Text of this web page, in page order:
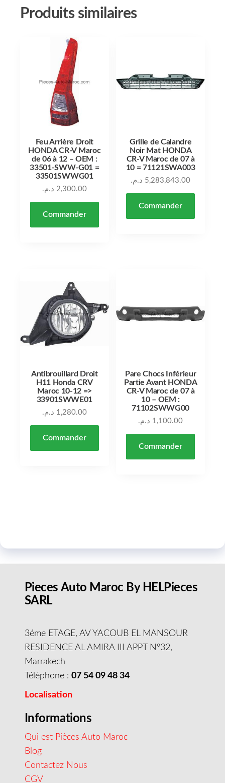
Produits similaires
Feu Arrière Droit
HONDA CR-V Maroc
de 06 à 12 – OEM :
33501-SWW-G01 =
33501SWWG01
2,300.00 د.م.
Commander
Grille de Calandre
Noir Mat HONDA
CR-V Maroc de 07 à
10 = 71121SWA003
5,283,843.00 د.م.
Commander
Antibrouillard Droit
H11 Honda CRV
Maroc 10-12 =>
33901SWWE01
1,280.00 د.م.
Commander
Pare Chocs Inférieur
Partie Avant HONDA
CR-V Maroc de 07 à
10 – OEM :
71102SWWG00
1,100.00 د.م.
Commander
Pieces Auto Maroc By HELPieces
SARL
3éme ETAGE, AV YACOUB EL MANSOUR
RESIDENCE AL AMIRA III APPT N°32,
Marrakech
Téléphone : 07 54 09 48 34
Localisation
Informations
Qui est Pièces Auto Maroc
Blog
Contactez Nous
CGV